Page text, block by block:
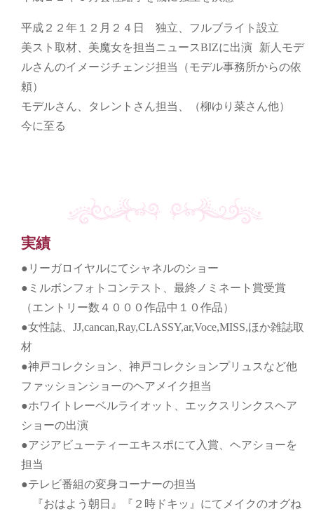
平成２２年１２月２４日 独立、フルブライト設立
美スト取材、美魔女を担当ニュースBIZに出演 新人モデ
ルさんのイメージチェンジ担当（モデル事務所からの依
頼）
モデルさん、タレントさん担当、（柳ゆり菜さん他）
今に至る
実績
●リーガロイヤルにてシャネルのショー
●ミルボンフォトコンテスト、最終ノミネート賞受賞
（エントリー数４０００作品中１０作品）
●女性誌、JJ,cancan,Ray,CLASSY,ar,Voce,MISS,ほか雑誌取
材
●神戸コレクション、神戸コレクションプリュスなど他
ファッションショーのヘアメイク担当
●ホワイトレーベルライオット、エックスリンクスヘア
ショーの出演
●アジアビューティーエキスポにて入賞、ヘアショーを
担当
●テレビ番組の変身コーナーの担当
『おはよう朝日』『２時ドキッ』にてメイクのオグね